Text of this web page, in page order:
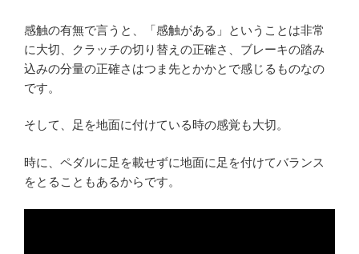
感触の有無で言うと、「感触がある」ということは非常
に大切、クラッチの切り替えの正確さ、ブレーキの踏み
込みの分量の正確さはつま先とかかとで感じるものなの
です。
そして、足を地面に付けている時の感覚も大切。
時に、ペダルに足を載せずに地面に足を付けてバランス
をとることもあるからです。